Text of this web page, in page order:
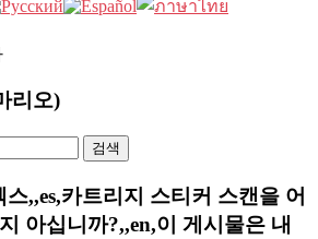
리오)
,,es,카트리지 스티커 스캔을 어
아십니까?,,en,이 게시물은 내